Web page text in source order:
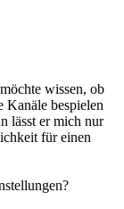
wissen, ob
Kanäle bespielen
lässt er mich nur
für einen